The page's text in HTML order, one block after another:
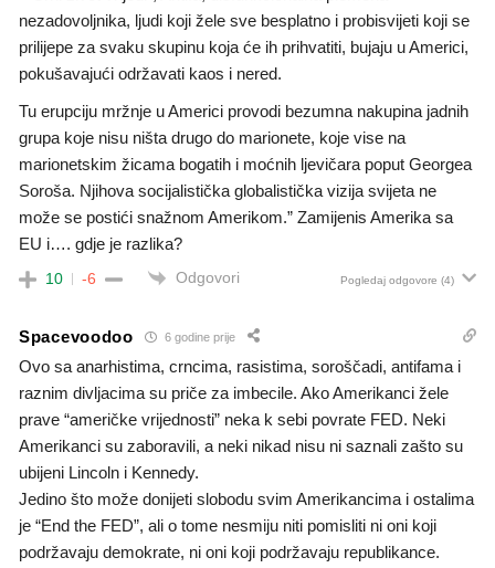
nezadovoljnika, ljudi koji žele sve besplatno i probisvijeti koji se
prilijepe za svaku skupinu koja će ih prihvatiti, bujaju u Americi,
pokušavajući održavati kaos i nered.
Tu erupciju mržnje u Americi provodi bezumna nakupina jadnih
grupa koje nisu ništa drugo do marionete, koje vise na
marionetskim žicama bogatih i moćnih ljevičara poput Georgea
Soroša. Njihova socijalistička globalistička vizija svijeta ne
može se postići snažnom Amerikom.” Zamijenis Amerika sa
EU i…. gdje je razlika?
10 -6 Odgovori Pogledaj odgovore (4)
Spacevoodoo 6 godine prije
Ovo sa anarhistima, crncima, rasistima, soroščadi, antifama i
raznim divljacima su priče za imbecile. Ako Amerikanci žele
prave “američke vrijednosti” neka k sebi povrate FED. Neki
Amerikanci su zaboravili, a neki nikad nisu ni saznali zašto su
ubijeni Lincoln i Kennedy.
Jedino što može donijeti slobodu svim Amerikancima i ostalima
je “End the FED”, ali o tome nesmiju niti pomisliti ni oni koji
podržavaju demokrate, ni oni koji podržavaju republikance.